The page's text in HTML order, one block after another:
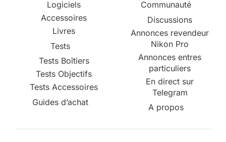
Logiciels
Accessoires
Livres
Tests
Tests Boîtiers
Tests Objectifs
Tests Accessoires
Guides d’achat
Communauté
Discussions
Annonces revendeur
Nikon Pro
Annonces entres
particuliers
En direct sur
Telegram
A propos